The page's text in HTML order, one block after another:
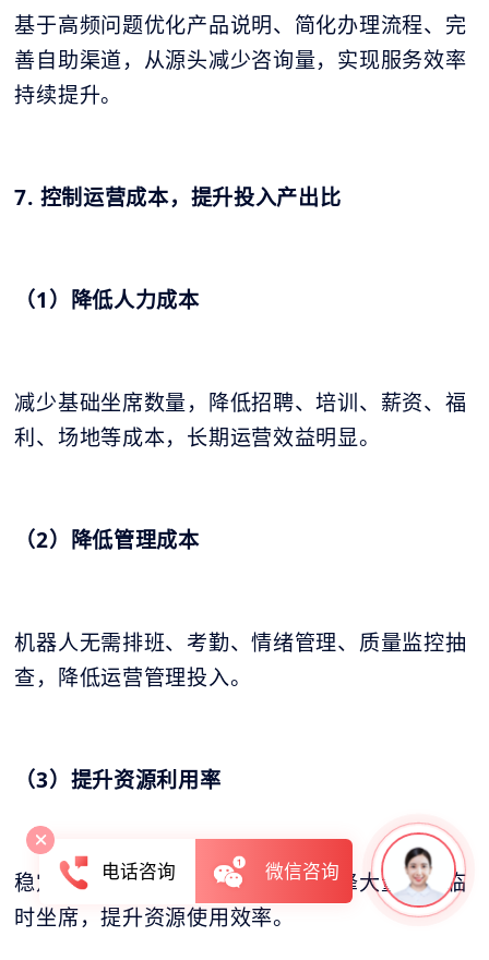
基于高频问题优化产品说明、简化办理流程、完
善自助渠道，从源头减少咨询量，实现服务效率
持续提升。
7. 控制运营成本，提升投入产出比
（1）降低人力成本
减少基础坐席数量，降低招聘、培训、薪资、福
利、场地等成本，长期运营效益明显。
（2）降低管理成本
机器人无需排班、考勤、情绪管理、质量监控抽
查，降低运营管理投入。
（3）提升资源利用率
稳定承载波动话务，无需为短期高峰大量增配临
时坐席，提升资源使用效率。
电话咨询 微信咨询